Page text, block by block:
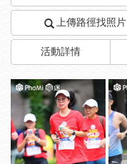
上傳路徑找照片
活動詳情